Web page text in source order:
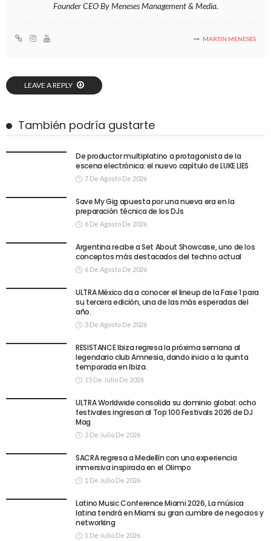
Founder CEO By Meneses Management & Media.
MARTIN MENESES
LEAVE A REPLY
También podría gustarte
De productor multiplatino a protagonista de la
escena electrónica: el nuevo capítulo de LUKE LIES
7 De Agosto De 2026
Save My Gig apuesta por una nueva era en la
preparación técnica de los DJs
6 De Agosto De 2026
Argentina recibe a Set About Showcase, uno de los
conceptos más destacados del techno actual
6 De Agosto De 2026
ULTRA México da a conocer el lineup de la Fase 1 para
su tercera edición, una de las más esperadas del
año.
3 De Agosto De 2026
RESISTANCE Ibiza regresa la próxima semana al
legendario club Amnesia, dando inicio a la quinta
temporada en Ibiza.
15 De Julio De 2026
ULTRA Worldwide consolida su dominio global: ocho
festivales ingresan al Top 100 Festivals 2026 de DJ
Mag
3 De Julio De 2026
SACRA regresa a Medellín con una experiencia
inmersiva inspirada en el Olimpo
1 De Julio De 2026
Latino Music Conference Miami 2026, La música
latina tendrá en Miami su gran cumbre de negocios y
networking
1 De Julio De 2026